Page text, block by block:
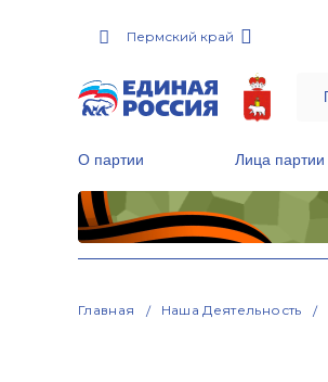
Пермский край
О партии Лица партии
Главная Наша Деятельность